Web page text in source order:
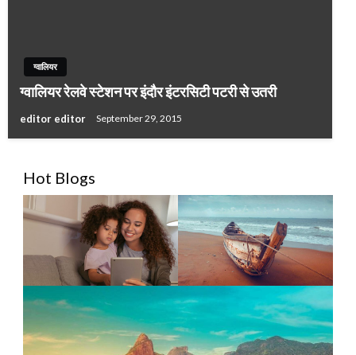
ग्वालियर
ग्‍वालियर रेलवे स्‍टेशन पर इंदौर इंटरसिटी पटरी से उतरी
editor editor September 29, 2015
Hot Blogs